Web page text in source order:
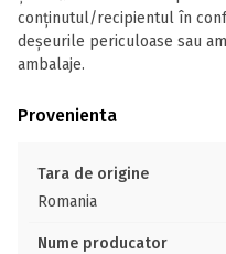
conținutul/recipientul în
deșeurile periculoase sau
ambalaje.
Provenienta
Tara de origine
Romania
Nume producator